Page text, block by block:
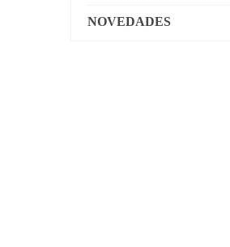
NOVEDADES